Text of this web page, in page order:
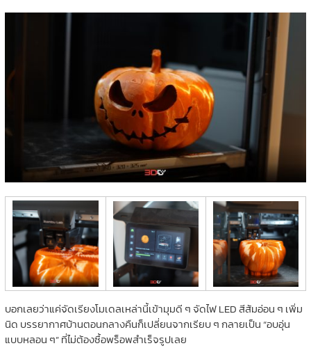
บอกเลยว่าแค่จัดเรียงโมเดลเหล่านี้เข้ามุมดี ๆ จัดไฟ LED สีส้มอ่อน ๆ เพิ่ม
นิด บรรยากาศบ้านตอนกลางคืนก็เปลี่ยนจากเรียบ ๆ กลายเป็น “อบอุ่น
แบบหลอน ๆ” ที่ไม่ต้องซื้อพร็อพสำเร็จรูปเลย